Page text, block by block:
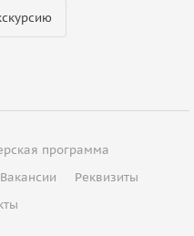
программа
Вакансии
Реквизиты